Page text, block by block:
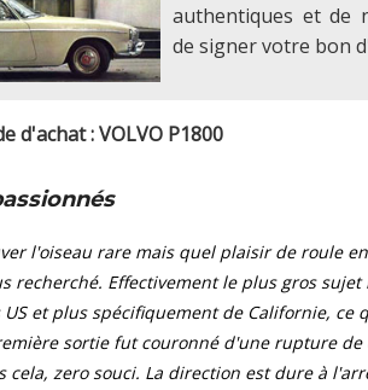
authentiques et de
de signer votre bon
d'achat : VOLVO P1800
l'oiseau rare mais quel plaisir de roule en
recherché. Effectivement le plus gros
et plus spécifiquement de Californie, ce
sortie fut couronné d'une rupture
cela, zero souci. La direction est dure à